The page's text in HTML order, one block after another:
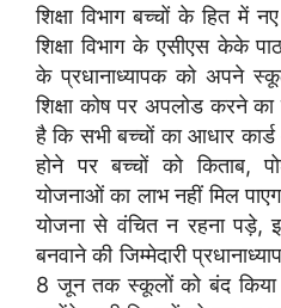
शिक्षा विभाग बच्चों के हित में
शिक्षा विभाग के एसीएस केके
के प्रधानाध्यापक को अपने
शिक्षा कोष पर अपलोड करने का
है कि सभी बच्चों का आधार कार्ड
होने पर बच्चों को किताब,
योजनाओं का लाभ नहीं मिल
योजना से वंचित न रहना पड़े,
बनवाने की जिम्मेदारी
8 जून तक स्कूलों को बंद